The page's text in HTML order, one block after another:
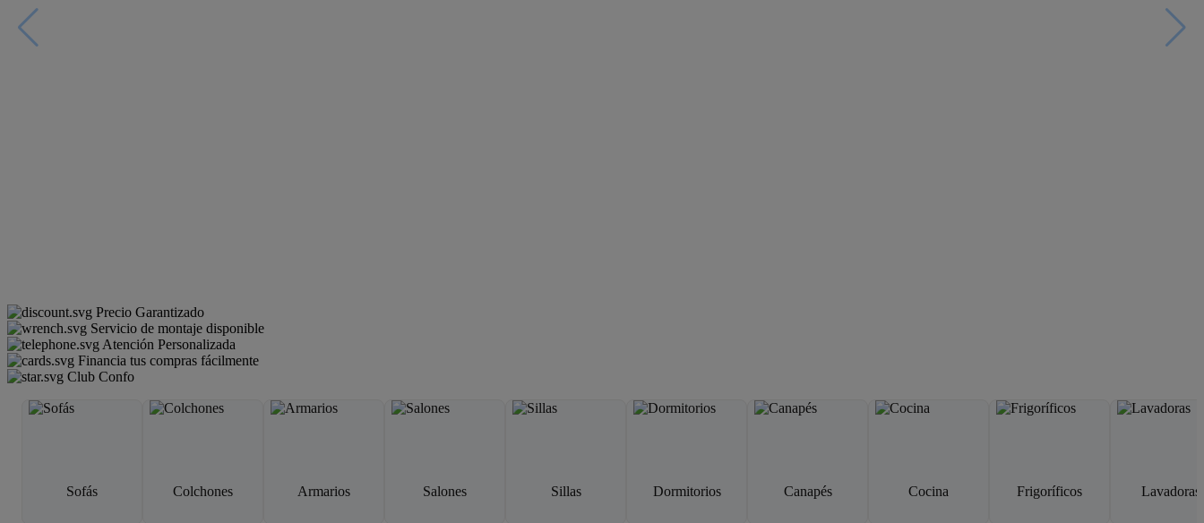
Precio Garantizado
Servicio de montaje disponible
Atención Personalizada
Financia tus compras fácilmente
Club Confo
Sofás Colchones Armarios Salones Sillas Dormitorios Canapés Cocina Frigoríficos Lavadoras